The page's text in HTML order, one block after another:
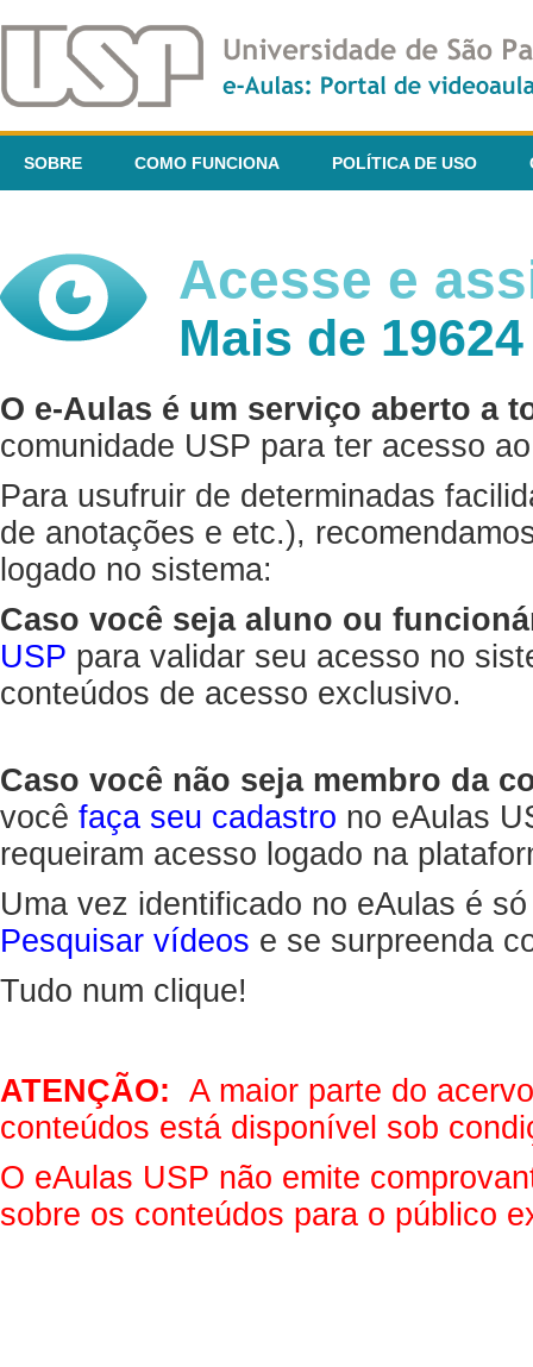
SOBRE COMO FUNCIONA POLÍTICA DE USO
Acesse e
Mais de
O e-Aulas é um serviço aberto a
comunidade USP para ter acesso
Para usufruir de determinadas
de anotações e etc.),
logado no sistema:
Caso você seja aluno ou
USP para validar seu acesso no
conteúdos de acesso exclusivo.
Caso você não seja membro da
você faça seu cadastro no eAulas
requeiram acesso logado na
Uma vez identificado no eAulas é
Pesquisar vídeos e se surpreenda
Tudo num clique!
ATENÇÃO: A maior parte do
conteúdos está disponível sob
O eAulas USP não emite
sobre os conteúdos para o público